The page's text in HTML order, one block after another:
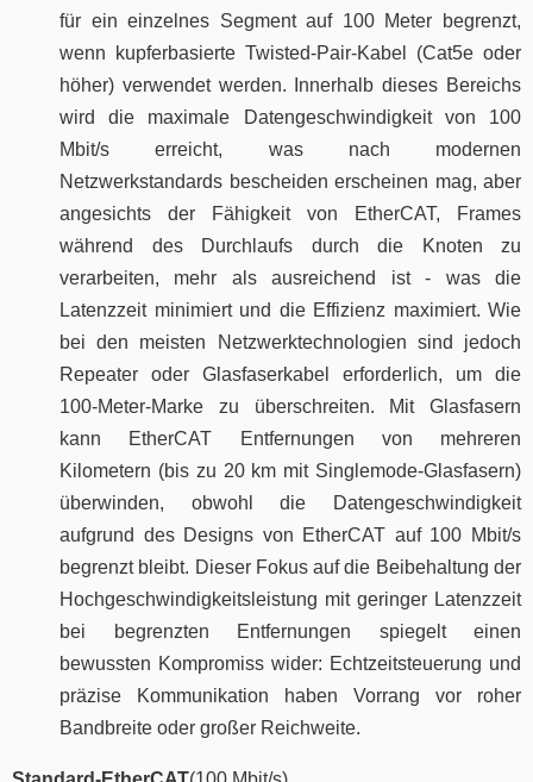
für ein einzelnes Segment auf 100 Meter begrenzt,
wenn kupferbasierte Twisted-Pair-Kabel (Cat5e oder
höher) verwendet werden. Innerhalb dieses Bereichs
wird die maximale Datengeschwindigkeit von 100
Mbit/s erreicht, was nach modernen
Netzwerkstandards bescheiden erscheinen mag, aber
angesichts der Fähigkeit von EtherCAT, Frames
während des Durchlaufs durch die Knoten zu
verarbeiten, mehr als ausreichend ist - was die
Latenzzeit minimiert und die Effizienz maximiert. Wie
bei den meisten Netzwerktechnologien sind jedoch
Repeater oder Glasfaserkabel erforderlich, um die
100-Meter-Marke zu überschreiten. Mit Glasfasern
kann EtherCAT Entfernungen von mehreren
Kilometern (bis zu 20 km mit Singlemode-Glasfasern)
überwinden, obwohl die Datengeschwindigkeit
aufgrund des Designs von EtherCAT auf 100 Mbit/s
begrenzt bleibt. Dieser Fokus auf die Beibehaltung der
Hochgeschwindigkeitsleistung mit geringer Latenzzeit
bei begrenzten Entfernungen spiegelt einen
bewussten Kompromiss wider: Echtzeitsteuerung und
präzise Kommunikation haben Vorrang vor roher
Bandbreite oder großer Reichweite.